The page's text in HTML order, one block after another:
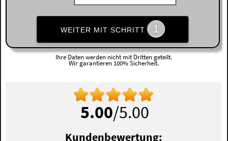
WEITER MIT SCHRITT 1
Ihre Daten werden nicht mit Dritten geteilt.
Wir garantieren 100% Sicherheit.
5.00/5.00
Kundenbewertung: